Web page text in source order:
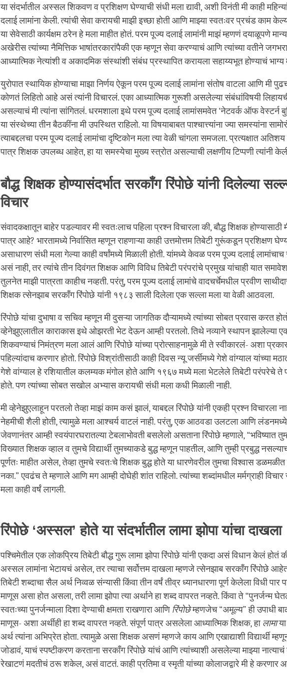
या संदर्भातील अस्सल शिकवण व प्रशिक्षण घेण्याची संधी मला द्यावी, अशी विनंती मी काही
दलाई लामांना केली. त्यांची सेवा करायची माझी इच्छा होती आणि माझ्या स्वतःवर प्रचंड काम
या सेवेसाठी कार्यक्षम ठरेन हे मला माहीत होतं. परम पूज्य दलाई लामांनी माझं म्हणणं दयाळूपणे
अखेरीस त्यांच्या नैमित्तिक भाषांतरकारांपैकी एक म्हणून सेवा करण्याचं आणि त्यांच्या वतीने
आध्यात्मिक नेत्यांशी व अकादमिक संस्थांशी संबंध प्रस्थापित करायला सहाय्यभूत होण्याचं
युरोपात स्थायिक होण्याचा माझा निर्णय ऐकून परम पूज्य दलाई लामांना संतोष वाटला आणि मी
कोणतं लिहितो आहे असं त्यांनी विचारलं. एका आध्यात्मिक गुरूशी असलेल्या संबंधांविषयी
असल्याचं मी त्यांना सांगितलं. धरमशाला इथे परम पूज्य दलाई लामांसमवेत ‘नेटवर्क ऑफ वेस्टर्न
या संस्थेच्या तीन बैठकींना मी उपस्थित राहिलो. या विषयाबाबत पाश्चात्त्यांना ज्या समस्यांना
त्याबद्दलचा परम पूज्य दलाई लामांचा दृष्टिकोन मला त्या वेळी चांगला समजला. प्रत्यक्षात
पात्र शिक्षक उपलब्ध आहेत, हा या समस्येचा मुख्य स्त्रोत असल्याची लक्षणीय टिप्पणी त्यांनी
बौद्ध शिक्षक होण्यासंदर्भात सरकाँग रिंपोछे यांनी दिलेल्या
विचार
संवादकक्षातून बाहेर पडल्यावर मी स्वतःलाच पहिला प्रश्न विचारला की, बौद्ध शिक्षक होण्यासाठी
पात्र आहे? भारतामध्ये निर्वासित म्हणून राहणाऱ्या काही उत्तमोत्तम तिबेटी गुरूंकडून प्रशिक्षण
असाधारण संधी मला गेल्या काही वर्षांमध्ये मिळाली होती. यांमध्ये केवळ परम पूज्य दलाई लामांचाच
असं नाही, तर त्यांचे तीन दिवंगत शिक्षक आणि विविध तिबेटी परंपरांचे प्रमुख यांचाही यात समावेश
तुलनेत माझी पात्रता काहीच नव्हती. परंतु, परम पूज्य दलाई लामांचे वादचर्चेमधील प्रवीण
शिक्षक त्सेनझाब सरकाँग रिंपोछे यांनी १९८३ साली दिलेला एक सल्ला मला या वेळी आठवला.
रिंपोछे यांचा दुभाषा व सचिव म्हणून मी दुसऱ्या जागतिक दौऱ्यामध्ये त्यांच्या सोबत प्रवास करत
व्हेनेझुएलातील काराकास इथे ओझरती भेट देऊन आम्ही परतलो. तिथे नव्याने स्थापन झालेल्या
शिकवण्याचं निमंत्रण मला आलं आणि रिंपोछे यांच्या प्रोत्साहनामुळे मी ते स्वीकारलं- अशा
पहिल्यांदाच करणार होतो. रिंपोछे विश्रांतीसाठी काही दिवस न्यू जर्सीमध्ये गेशे वांग्याल यांच्या
गेशे वांग्याल हे रशियातील कलम्यक मंगोल होते आणि १९६७ मध्ये मला भेटलेले तिबेटी परंपरेचे ते
होते. पण त्यांच्या सोबत सखोल अभ्यास करायची संधी मला कधी मिळाली नाही.
मी व्हेनेझुएलाहून परतलो तेव्हा माझं काम कसं झालं, याबद्दल रिंपोछे यांनी एकही प्रश्न विचारला
नेहमीची शैली होती, त्यामुळे मला आश्चर्य वाटलं नाही. परंतु, एक आठवडा उलटला आणि लंडनमध्ये
जेवणानंतर आम्ही स्वयंपारघरातल्या टेबलाभोवती बसलेलो असताना रिंपोछे म्हणाले, “भविष्यात
विख्यात शिक्षक व्हाल व तुमचे विद्यार्थी तुमच्याकडे बुद्ध म्हणून पाहतील, आणि तुम्ही प्रबुद्ध
पूर्णतः माहीत असेल, तेव्हा तुमचे स्वतःचे शिक्षक बुद्ध होते या धारणेवरील तुमचा विश्वास
नका.” एवढंच ते म्हणाले आणि मग आम्ही दोघेही शांत राहिलो. त्यांच्या शब्दांमधील मर्मग्राही
मला काही वर्षं लागली.
रिंपोछे ‘अस्सल’ होते या संदर्भातील लामा झोपा यांचा दाखला
पश्चिमेतील एक लोकप्रिय तिबेटी बौद्ध गुरू लामा झोपा रिंपोछे यांनी एकदा असं विधान केलं होतं
अस्सल लामांना भेटायचं असेल, तर त्याचा सर्वोत्तम दाखला म्हणजे त्सेनझाब सरकाँग रिंपोछे
तिबेटी शब्दाचा सैल अर्थ निव्वळ संन्यासी किंवा तीन वर्षं तीव्र ध्यानधारणा पूर्ण केलेला विधी पार
माणूस असा होत असला, तरी लामा झोपा त्या अर्थाने हा शब्द वापरत नव्हते. किंवा ते “पुनर्जन्म
स्वतःच्या पुनर्जन्माला दिशा देण्याची क्षमता राखणारा आणिरिंपोछेम्हणजेच “अमूल्य” ही उपाधी
माणूस- अशा अर्थीही हा शब्द वापरत नव्हते. संपूर्ण पात्र असलेला आध्यात्मिक शिक्षक, हालामा
अर्थ त्यांना अभिप्रेत होता. त्यामुळे असा शिक्षक असणं म्हणजे काय आणि एखाद्याशी विद्यार्थी
जोडावं, याचं स्पष्टीकरण करताना सरकाँग रिंपोछे यांचं आणि त्यांच्याशी असलेल्या माझ्या
रेखाटणं मदतीचं ठरू शकेल, असं वाटतं. काही प्रतिमा व स्मृती यांच्या कोलाजद्वारे मी हे करणार